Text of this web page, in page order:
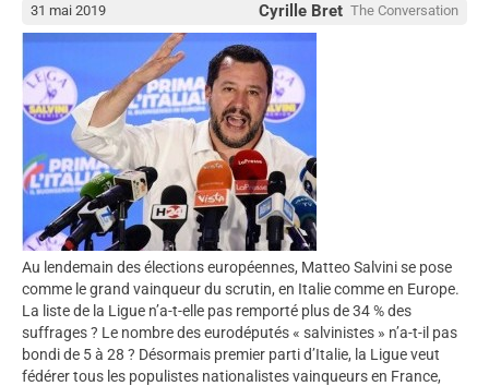
Cyrille Bret The Conversation
31 mai 2019
Au lendemain des élections européennes, Matteo Salvini se pose
comme le grand vainqueur du scrutin, en Italie comme en Europe.
La liste de la Ligue n’a-t-elle pas remporté plus de 34 % des
suffrages ? Le nombre des eurodéputés « salvinistes » n’a-t-il pas
bondi de 5 à 28 ? Désormais premier parti d’Italie, la Ligue veut
fédérer tous les populistes nationalistes vainqueurs en France,